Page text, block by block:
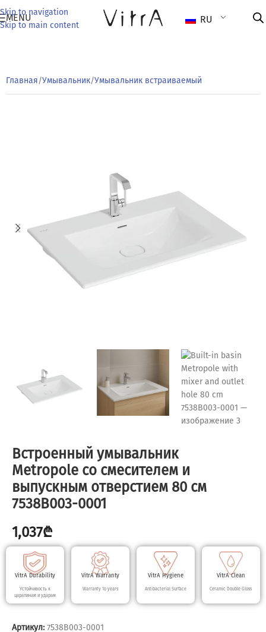
Skip to navigation
Skip to main content
MENU RU
Главная/Умывальник/Умывальник встраиваемый
Встроенный умывальник
Metropole со смесителем и
выпускным отверстием 80 см
7538B003-0001
1,037₾
VitrA Durability
Устойчивость к
царапинам и ударам
VitrA Warranty
Warranty 10 years
VitrA Hygiene
Antibacterial Surface
VitrA Clean
Ceramic Double Gloss
Артикул: 7538B003-0001